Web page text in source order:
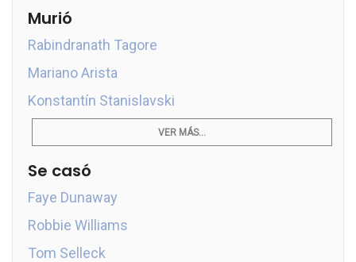
Murió
Rabindranath Tagore
Mariano Arista
Konstantín Stanislavski
VER MÁS...
Se casó
Faye Dunaway
Robbie Williams
Tom Selleck